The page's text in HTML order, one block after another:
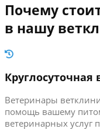
Почему
в нашу
Ветеринары
помощь вашему
ветеринарных услуг